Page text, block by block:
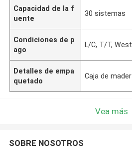
Capacidad de la f
uente
30 sistemas
Condiciones de p
ago
L/C, T/T,
Detalles de empa
quetado
Caja de
Vea más
SOBRE NOSOTROS